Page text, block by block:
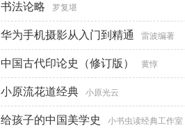
书法论略 罗复堪
华为手机摄影从入门到精通 雷波编著
中国古代印论史（修订版） 黄惇
小原流花道经典 小原光云
给孩子的中国美学史 小书虫读经典工作室